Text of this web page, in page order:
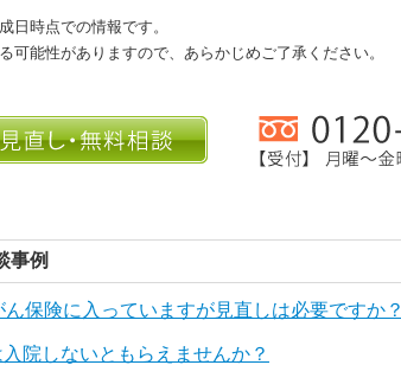
日時点での情報です。
可能性がありますので、あらかじめご了承ください。
事例
保険に入っていますが見直しは必要ですか？
院しないともらえませんか？